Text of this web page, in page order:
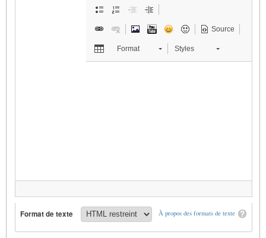
Source
Format Styles
À propos des formats de texte
Format de texte